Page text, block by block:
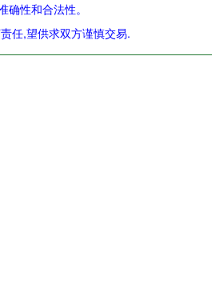
性和合法性。
任,望供求双方谨慎交易.